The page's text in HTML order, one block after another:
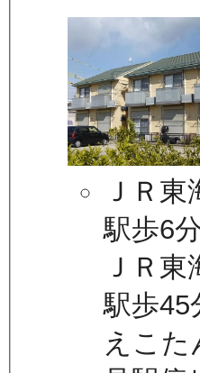
ＪＲ
駅歩6
ＪＲ東
駅歩45
えこた